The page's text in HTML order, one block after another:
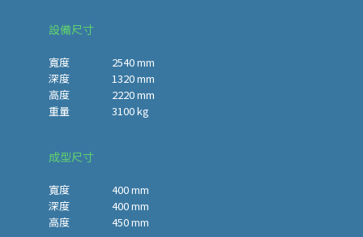
設備尺寸
寬度 2540 mm
深度 1320 mm
高度 2220 mm
重量 3100 kg
成型尺寸
寬度 400 mm
深度 400 mm
高度 450 mm